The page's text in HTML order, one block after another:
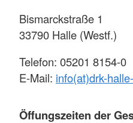
Bismarckstraße 1
33790 Halle (Westf.)
Telefon: 05201 8154-0
E-Mail: info(at)drk-
Öffungszeiten der